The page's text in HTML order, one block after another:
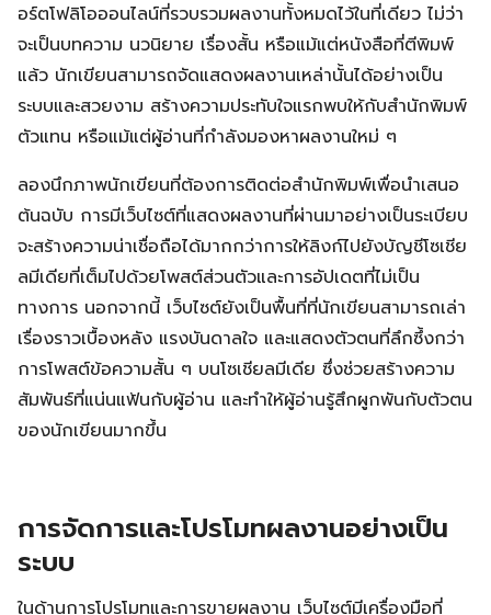
อร์ตโฟลิโอออนไลน์ที่รวบรวมผลงานทั้งหมดไว้ในที่เดียว ไม่ว่า
จะเป็นบทความ นวนิยาย เรื่องสั้น หรือแม้แต่หนังสือที่ตีพิมพ์
แล้ว นักเขียนสามารถจัดแสดงผลงานเหล่านั้นได้อย่างเป็น
ระบบและสวยงาม สร้างความประทับใจแรกพบให้กับสำนักพิมพ์
ตัวแทน หรือแม้แต่ผู้อ่านที่กำลังมองหาผลงานใหม่ ๆ
ลองนึกภาพนักเขียนที่ต้องการติดต่อสำนักพิมพ์เพื่อนำเสนอ
ต้นฉบับ การมีเว็บไซต์ที่แสดงผลงานที่ผ่านมาอย่างเป็นระเบียบ
จะสร้างความน่าเชื่อถือได้มากกว่าการให้ลิงก์ไปยังบัญชีโซเชีย
ลมีเดียที่เต็มไปด้วยโพสต์ส่วนตัวและการอัปเดตที่ไม่เป็น
ทางการ นอกจากนี้ เว็บไซต์ยังเป็นพื้นที่ที่นักเขียนสามารถเล่า
เรื่องราวเบื้องหลัง แรงบันดาลใจ และแสดงตัวตนที่ลึกซึ้งกว่า
การโพสต์ข้อความสั้น ๆ บนโซเชียลมีเดีย ซึ่งช่วยสร้างความ
สัมพันธ์ที่แน่นแฟ้นกับผู้อ่าน และทำให้ผู้อ่านรู้สึกผูกพันกับตัวตน
ของนักเขียนมากขึ้น
การจัดการและโปรโมทผลงานอย่างเป็น
ระบบ
ในด้านการโปรโมทและการขายผลงาน เว็บไซต์มีเครื่องมือที่